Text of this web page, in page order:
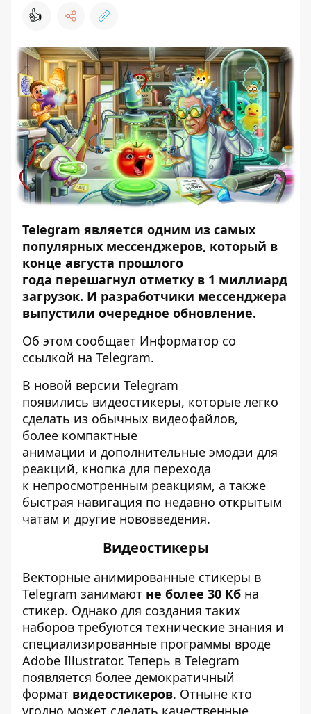
👍
Telegram является одним из самых
популярных мессенджеров, который в
конце августа прошлого
года перешагнул отметку в 1 миллиард
загрузок. И разработчики мессенджера
выпустили очередное обновление.
Об этом сообщает Информатор со
ссылкой на Telegram.
В новой версии Telegram
появились видеостикеры, которые легко
сделать из обычных видеофайлов,
более компактные
анимации и дополнительные эмодзи для
реакций, кнопка для перехода
к непросмотренным реакциям, а также
быстрая навигация по недавно открытым
чатам и другие нововведения.
Видеостикеры
Векторные анимированные стикеры в
Telegram занимают не более 30 Кб на
стикер. Однако для создания таких
наборов требуются технические знания и
специализированные программы вроде
Adobe Illustrator. Теперь в Telegram
появляется более демократичный
формат видеостикеров. Отныне кто
угодно может сделать качественные